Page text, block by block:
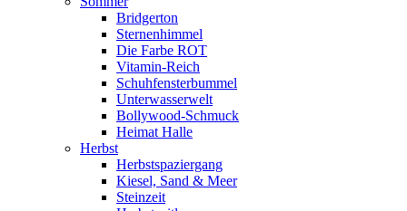
Bridgerton
Sternenhimmel
Die Farbe ROT
Vitamin-Reich
Schuhfensterbummel
Unterwasserwelt
Bollywood-Schmuck
Heimat Halle
Herbst
Herbstspaziergang
Kiesel, Sand & Meer
Steinzeit